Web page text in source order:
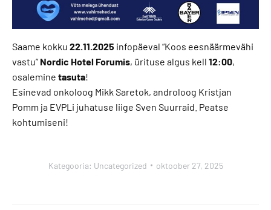
Saame kokku 22.11.2025 infopäeval “Koos eesnäärmevähi
vastu” Nordic Hotel Forumis, ürituse algus kell 12:00,
osalemine tasuta!
Esinevad onkoloog Mikk Saretok, androloog Kristjan
Pomm ja EVPLi juhatuse liige Sven Suurraid. Peatse
kohtumiseni!
Kategooria: Uncategorized oktoober 27, 2025